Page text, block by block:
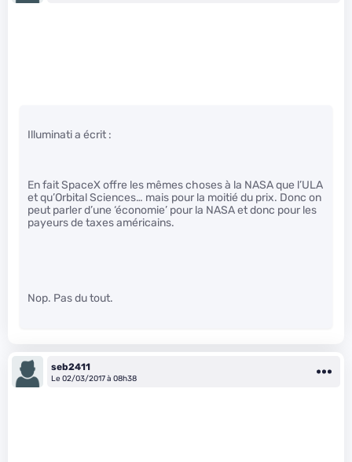
Illuminati a écrit :
En fait SpaceX offre les mêmes choses à la NASA que l’ULA
et qu’Orbital Sciences… mais pour la moitié du prix. Donc on
peut parler d’une ‘économie’ pour la NASA et donc pour les
payeurs de taxes américains.
Nop. Pas du tout.
seb2411
Le 02/03/2017 à 08h38